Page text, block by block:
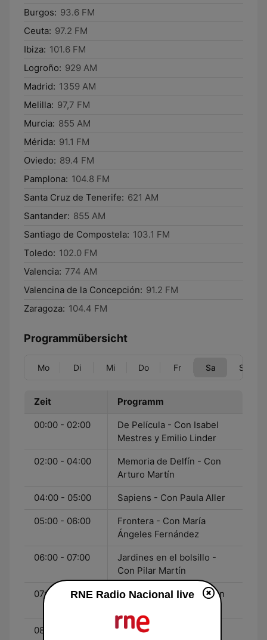
Burgos: 93.6 FM
Ceuta: 97.2 FM
Ibiza: 101.6 FM
Logroño: 929 AM
Madrid: 1359 AM
Melilla: 97,7 FM
Murcia: 855 AM
Mérida: 91.1 FM
Oviedo: 89.4 FM
Pamplona: 104.8 FM
Santa Cruz de Tenerife: 621 AM
Santander: 855 AM
Santiago de Compostela: 103.1 FM
Toledo: 102.0 FM
Valencia: 774 AM
Valencina de la Concepción: 91.2 FM
Zaragoza: 104.4 FM
Programmübersicht
Mo Di Mi Do Fr Sa So
Zeit Programm
00:00 - 02:00
De Película - Con Isabel
Mestres y Emilio Linder
02:00 - 04:00
Memoria de Delfín - Con
Arturo Martín
04:00 - 05:00 Sapiens - Con Paula Aller
05:00 - 06:00
Frontera - Con María
Ángeles Fernández
06:00 - 07:00
Jardines en el bolsillo -
Con Pilar Martín
07:00 - 08:00
Juntos paso a paso - Con
08:00 - 08:30
España a las 8 Fin de
RNE Radio Nacional live